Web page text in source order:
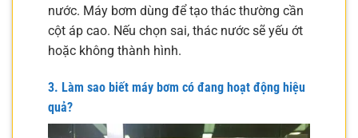
nước. Máy bơm dùng để tạo thác thường cần
cột áp cao. Nếu chọn sai, thác nước sẽ yếu ớt
hoặc không thành hình.
3. Làm sao biết máy bơm có đang hoạt động hiệu
quả?